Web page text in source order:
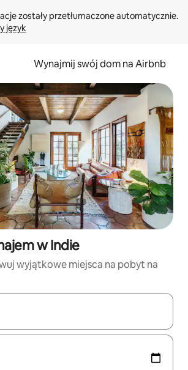
język
Wynajmij swój dom na Airbnb
w Indie
wyjątkowe miejsca na pobyt na
dostępne, możesz poruszać się po nich za